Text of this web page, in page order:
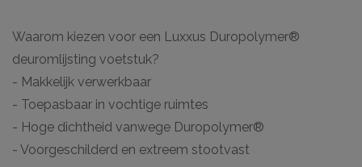
Waarom kiezen voor een Luxxus Duropolymer®
deuromlijsting voetstuk?
- Makkelijk verwerkbaar
- Toepasbaar in vochtige ruimtes
- Hoge dichtheid vanwege Duropolymer®
- Voorgeschilderd en extreem stootvast